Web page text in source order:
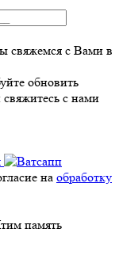
свяжемся с Вами в
обновить
с нами
на обработку
память